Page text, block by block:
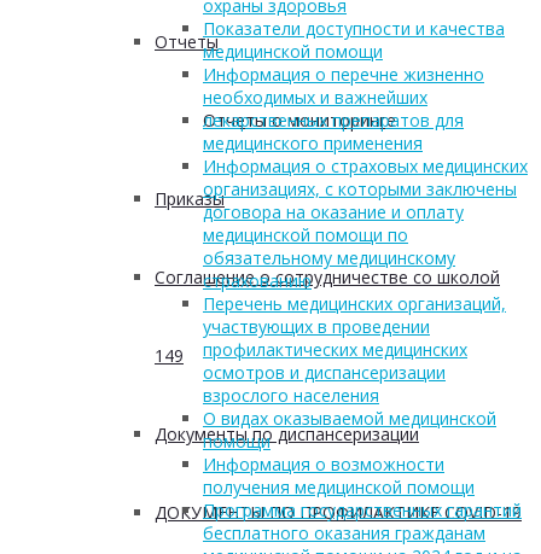
Отчеты
Отчеты о мониторинге
Приказы
Соглашение о сотрудничестве со школой
149
Документы по диспансеризации
ДОКУМЕНТЫ ПО ПРОФИЛАКТИКЕ COVID-19
охраны здоровья
Показатели доступности и качества
медицинской помощи
Информация о перечне жизненно
необходимых и важнейших
лекарственных препаратов для
медицинского применения
Информация о страховых медицинских
организациях, с которыми заключены
договора на оказание и оплату
медицинской помощи по
обязательному медицинскому
страхованию
Перечень медицинских организаций,
участвующих в проведении
профилактических медицинских
осмотров и диспансеризации
взрослого населения
О видах оказываемой медицинской
помощи
Информация о возможности
получения медицинской помощи
Программа государственных гарантий
бесплатного оказания гражданам